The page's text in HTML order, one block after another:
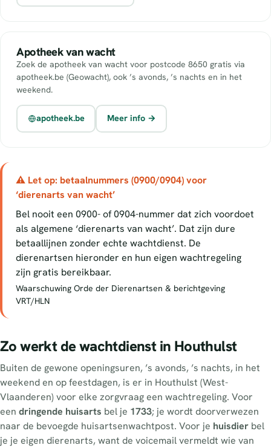
Apotheek van wacht
Zoek de apotheek van wacht voor postcode 8650 gratis via
apotheek.be (Geowacht), ook ’s avonds, ’s nachts en in het
weekend.
apotheek.be Meer info →
⚠ Let op: betaalnummers (0900/0904) voor
‘dierenarts van wacht’
Bel nooit een 0900- of 0904-nummer dat zich voordoet
als algemene ‘dierenarts van wacht’. Dat zijn dure
betaallijnen zonder echte wachtdienst. De
dierenartsen hieronder en hun eigen wachtregeling
zijn gratis bereikbaar.
Waarschuwing Orde der Dierenartsen & berichtgeving
VRT/HLN
Zo werkt de wachtdienst in Houthulst
Buiten de gewone openingsuren, ’s avonds, ’s nachts, in het
weekend en op feestdagen, is er in Houthulst (West-
Vlaanderen) voor elke zorgvraag een wachtregeling. Voor
een dringende huisarts bel je 1733; je wordt doorverwezen
naar de bevoegde huisartsenwachtpost. Voor je huisdier bel
je je eigen dierenarts, want de voicemail vermeldt wie van